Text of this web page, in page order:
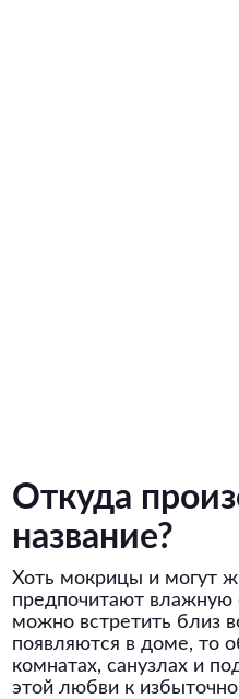
Откуда
название?
Хоть мокрицы и могут
предпочитают влажную
можно встретить близ
появляются в доме, то
комнатах, санузлах и
этой любви к